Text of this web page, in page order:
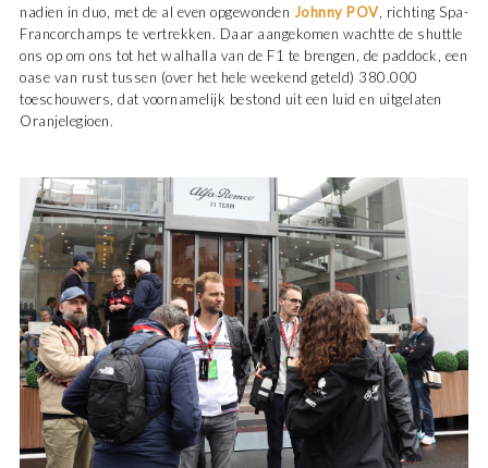
nadien in duo, met de al even opgewonden Johnny POV, richting Spa-
Francorchamps te vertrekken. Daar aangekomen wachtte de shuttle
ons op om ons tot het walhalla van de F1 te brengen, de paddock, een
oase van rust tussen (over het hele weekend geteld) 380.000
toeschouwers, dat voornamelijk bestond uit een luid en uitgelaten
Oranjelegioen.